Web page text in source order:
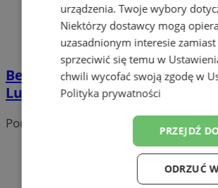
Bezpłatna wycieczka na
Lubomi
Portal należy do sieci
urządzenia. Twoje wybory
Niektórzy dostawcy mogą
uzasadnionym interesie
sprzeciwić się temu w
chwili wycofać swoją zgodę w
Polityka prywatności
PRZEJDŹ
ODRZUĆ